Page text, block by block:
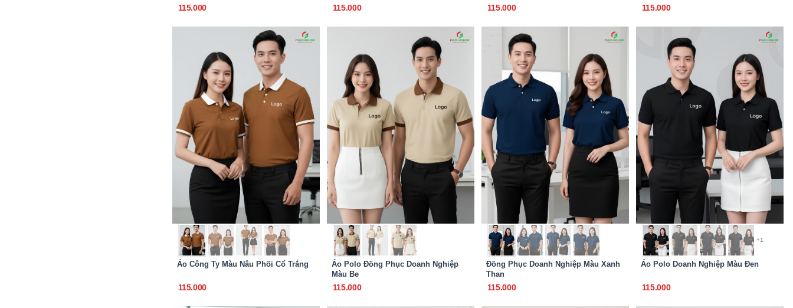
115.000 115.000 115.000 115.000
Áo Công Ty Màu Nâu Phối Cổ Trắng
115.000
Áo Polo Đồng Phục Doanh Nghiệp
Màu Be
115.000
Đồng Phục Doanh Nghiệp Màu Xanh
Than
115.000
+1
Áo Polo Doanh Nghiệp Màu Đen
115.000